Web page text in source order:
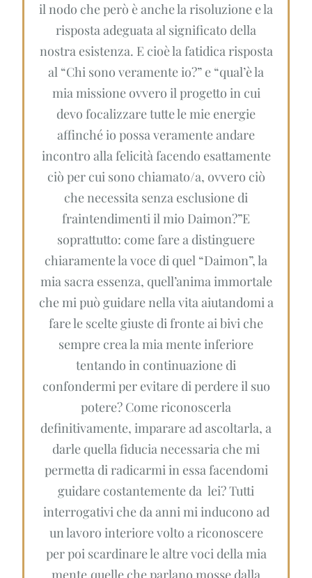
il nodo che però è anche la risoluzione e la
risposta adeguata al significato della
nostra esistenza. E cioè la fatidica risposta
al “Chi sono veramente io?” e “qual’è la
mia missione ovvero il progetto in cui
devo focalizzare tutte le mie energie
affinché io possa veramente andare
incontro alla felicità facendo esattamente
ciò per cui sono chiamato/a, ovvero ciò
che necessita senza esclusione di
fraintendimenti il mio Daimon?”E
soprattutto: come fare a distinguere
chiaramente la voce di quel “Daimon”, la
mia sacra essenza, quell’anima immortale
che mi può guidare nella vita aiutandomi a
fare le scelte giuste di fronte ai bivi che
sempre crea la mia mente inferiore
tentando in continuazione di
confondermi per evitare di perdere il suo
potere? Come riconoscerla
definitivamente, imparare ad ascoltarla, a
darle quella fiducia necessaria che mi
permetta di radicarmi in essa facendomi
guidare costantemente da lei? Tutti
interrogativi che da anni mi inducono ad
un lavoro interiore volto a riconoscere
per poi scardinare le altre voci della mia